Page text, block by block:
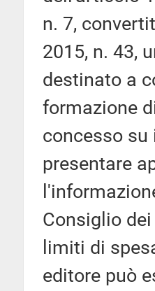
n. 7,
2015, n. 43,
destinato a
formazione
concesso su
presentare
Consiglio
limiti di
editore può